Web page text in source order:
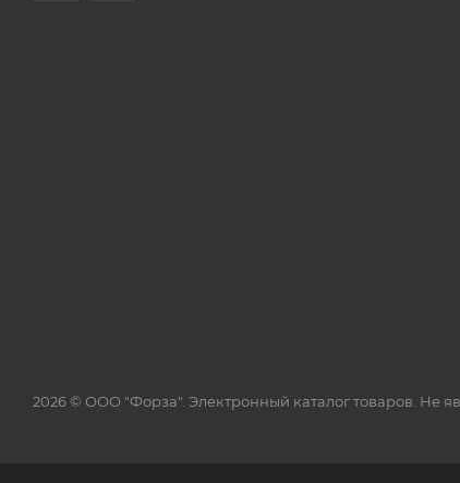
2026 © ООО "Форза". Электронный каталог товаров. Не